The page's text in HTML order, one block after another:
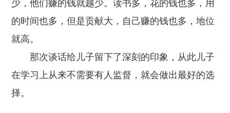
少，他们赚的钱就越少。读书多，花的钱也多，用
的时间也多，但是贡献大，自己赚的钱也多，地位
就高。
那次谈话给儿子留下了深刻的印象，从此儿子
在学习上从来不需要有人监督，就会做出最好的选
择。